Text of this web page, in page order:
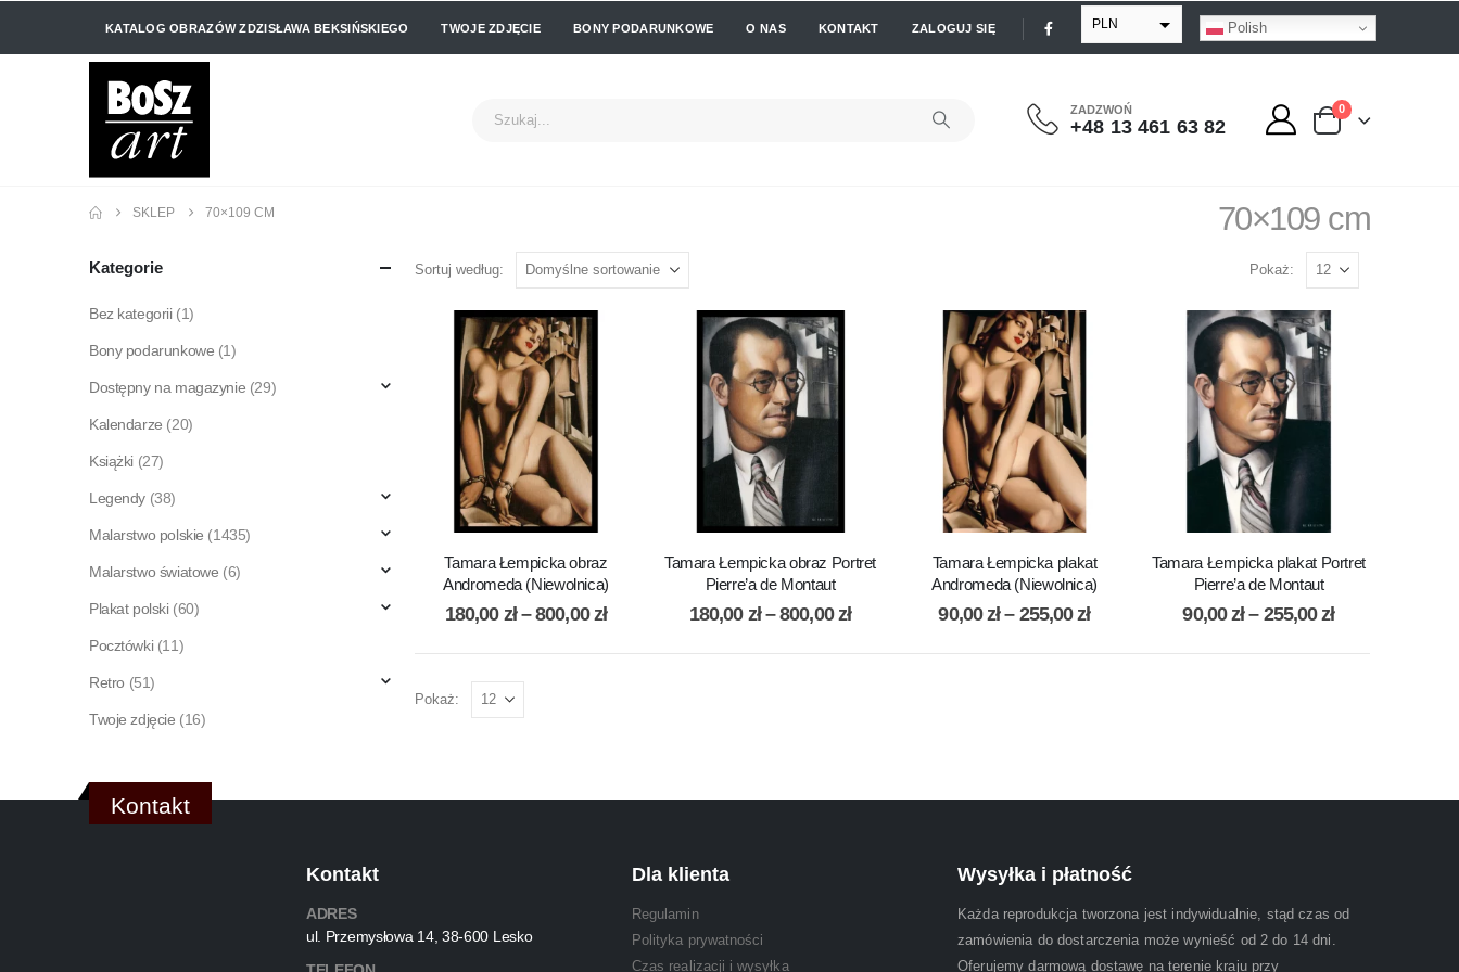
KATALOG OBRAZÓW ZDZISŁAWA BEKSIŃSKIEGO TWOJE ZDJĘCIE BONY PODARUNKOWE O NAS KONTAKT ZALOGUJ SIĘ PLN
GBP
Polish
ZADZWOŃ
+48 13 461 63 82
0
70×109 cm
SKLEP 70×109 CM
Sortuj według: Pokaż:
Tamara Łempicka obraz
Andromeda (Niewolnica)
180,00 zł – 800,00zł
Tamara Łempicka obraz Portret
Pierre’a de Montaut
180,00 zł – 800,00zł
Tamara Łempicka plakat
Andromeda (Niewolnica)
90,00zł – 255,00zł
Tamara Łempicka plakat Portret
Pierre’a de Montaut
90,00zł – 255,00zł
Pokaż:
Kategorie
Bez kategorii (1)
Bony podarunkowe (1)
Dostępny na magazynie (29)
Kalendarze (20)
Książki (27)
Legendy (38)
Malarstwo polskie (1435)
Malarstwo światowe (6)
Plakat polski (60)
Pocztówki (11)
Retro (51)
Twoje zdjęcie (16)
Kontakt
Kontakt
ADRES
ul. Przemysłowa 14, 38-600 Lesko
Dla klienta
Regulamin
Polityka prywatności
Czas realizacji i wysyłka
Wysyłka i płatność
Każda reprodukcja tworzona jest indywidualnie, stąd czas od
zamówienia do dostarczenia może wynieść od 2 do 14 dni.
Oferujemy darmową dostawę na terenie kraju przy